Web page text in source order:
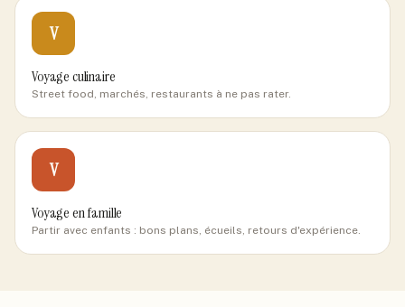
V
Voyage culinaire
Street food, marchés, restaurants à ne pas rater.
V
Voyage en famille
Partir avec enfants : bons plans, écueils, retours d'expérience.